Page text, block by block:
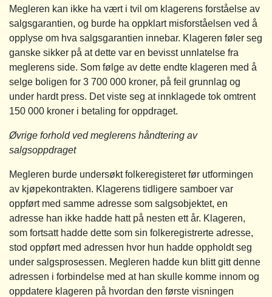
Megleren kan ikke ha vært i tvil om klagerens forståelse av
salgsgarantien, og burde ha oppklart misforståelsen ved å
opplyse om hva salgsgarantien innebar. Klageren føler seg
ganske sikker på at dette var en bevisst unnlatelse fra
meglerens side. Som følge av dette endte klageren med å
selge boligen for 3 700 000 kroner, på feil grunnlag og
under hardt press. Det viste seg at innklagede tok omtrent
150 000 kroner i betaling for oppdraget.
Øvrige forhold ved meglerens håndtering av
salgsoppdraget
Megleren burde undersøkt folkeregisteret før utformingen
av kjøpekontrakten. Klagerens tidligere samboer var
oppført med samme adresse som salgsobjektet, en
adresse han ikke hadde hatt på nesten ett år. Klageren,
som fortsatt hadde dette som sin folkeregistrerte adresse,
stod oppført med adressen hvor hun hadde oppholdt seg
under salgsprosessen. Megleren hadde kun blitt gitt denne
adressen i forbindelse med at han skulle komme innom og
oppdatere klageren på hvordan den første visningen